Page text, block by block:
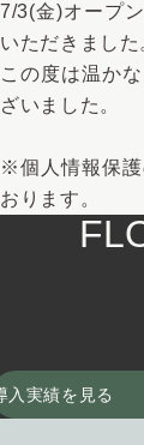
7/3(金)オープ
いただきました
この度は温か
ざいました。
※個人情報保護
おります。
入実績を見る